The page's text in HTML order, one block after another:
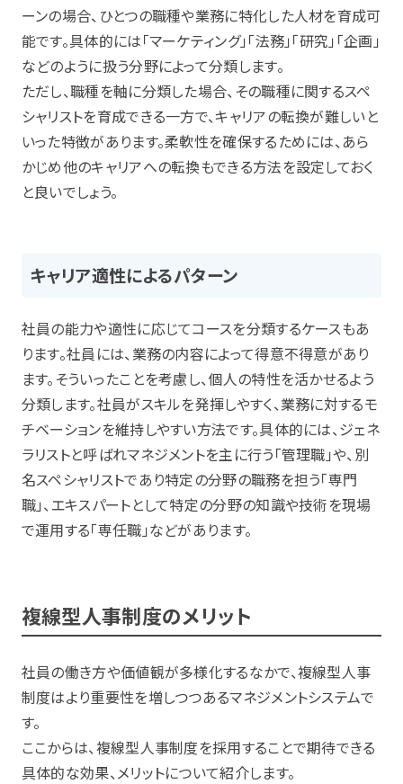
ーンの場合、ひとつの職種や業務に特化した人材を育成可
能です。具体的には「マーケティング」「法務」「研究」「企画」
などのように扱う分野によって分類します。
ただし、職種を軸に分類した場合、その職種に関するスペ
シャリストを育成できる一方で、キャリアの転換が難しいと
いった特徴があります。柔軟性を確保するためには、あら
かじめ他のキャリアへの転換もできる方法を設定しておく
と良いでしょう。
キャリア適性によるパターン
社員の能力や適性に応じてコースを分類するケースもあ
ります。社員には、業務の内容によって得意不得意があり
ます。そういったことを考慮し、個人の特性を活かせるよう
分類します。社員がスキルを発揮しやすく、業務に対するモ
チベーションを維持しやすい方法です。具体的には、ジェネ
ラリストと呼ばれマネジメントを主に行う「管理職」や、別
名スペシャリストであり特定の分野の職務を担う「専門
職」、エキスパートとして特定の分野の知識や技術を現場
で運用する「専任職」などがあります。
複線型人事制度のメリット
社員の働き方や価値観が多様化するなかで、複線型人事
制度はより重要性を増しつつあるマネジメントシステムで
す。
ここからは、複線型人事制度を採用することで期待できる
具体的な効果、メリットについて紹介します。